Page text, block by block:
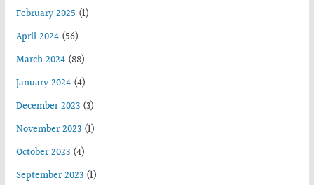
February 2025 (1)
April 2024(56)
March 2024(88)
January 2024(4)
December 2023(3)
November 2023(1)
October 2023(4)
September 2023(1)